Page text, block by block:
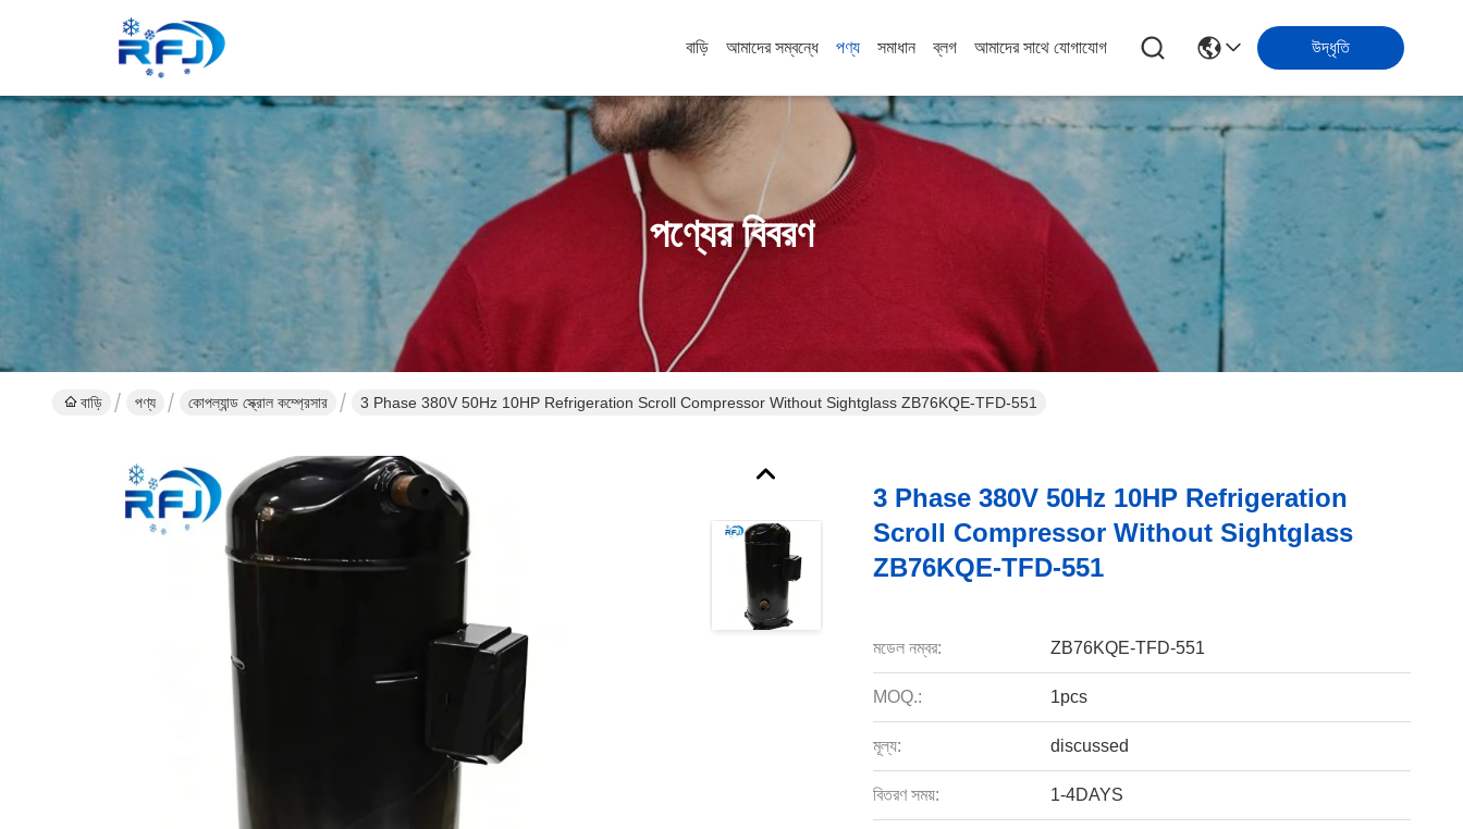
বাড়ি আমাদের সম্বন্ধে পণ্য সমাধান ব্লগ আমাদের সাথে যোগাযোগ উদ্ধৃতি
পণ্যের বিবরণ
বাড়ি পণ্য কোপল্যান্ড স্ক্রোল কম্প্রেসার 3 Phase 380V 50Hz 10HP Refrigeration Scroll Compressor Without Sightglass ZB76KQE-TFD-551
3 Phase 380V 50Hz 10HP Refrigeration
Scroll Compressor Without Sightglass
ZB76KQE-TFD-551
মডেল নম্বর: ZB76KQE-TFD-551
MOQ.: 1pcs
মূল্য: discussed
বিতরণ সময়: 1-4DAYS